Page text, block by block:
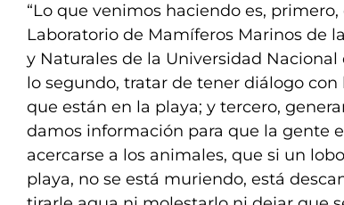
“Lo que venimos haciendo es,
Laboratorio de Mamíferos Marinos de
y Naturales de la Universidad
lo segundo, tratar de tener diálogo con
que están en la playa; y tercero,
damos información para que la gente
acercarse a los animales, que si un
playa, no se está muriendo, está